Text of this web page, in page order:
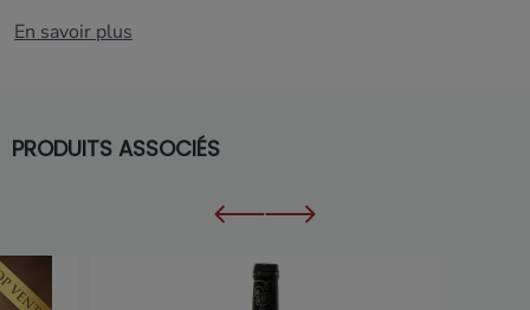
En savoir plus
PRODUITS ASSOCIÉS